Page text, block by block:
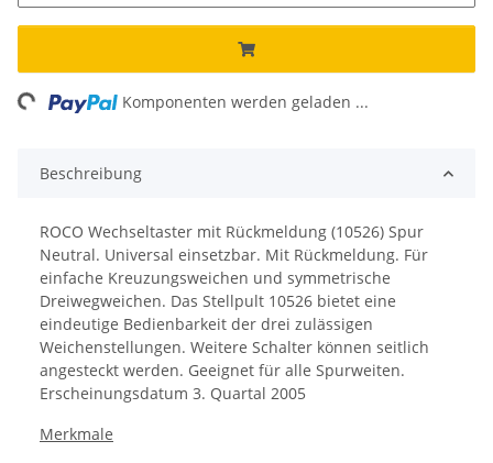
Komponenten werden geladen ...
Beschreibung
ROCO Wechseltaster mit Rückmeldung (10526) Spur
Neutral. Universal einsetzbar. Mit Rückmeldung. Für
einfache Kreuzungsweichen und symmetrische
Dreiwegweichen. Das Stellpult 10526 bietet eine
eindeutige Bedienbarkeit der drei zulässigen
Weichenstellungen. Weitere Schalter können seitlich
angesteckt werden. Geeignet für alle Spurweiten.
Erscheinungsdatum 3. Quartal 2005
Merkmale